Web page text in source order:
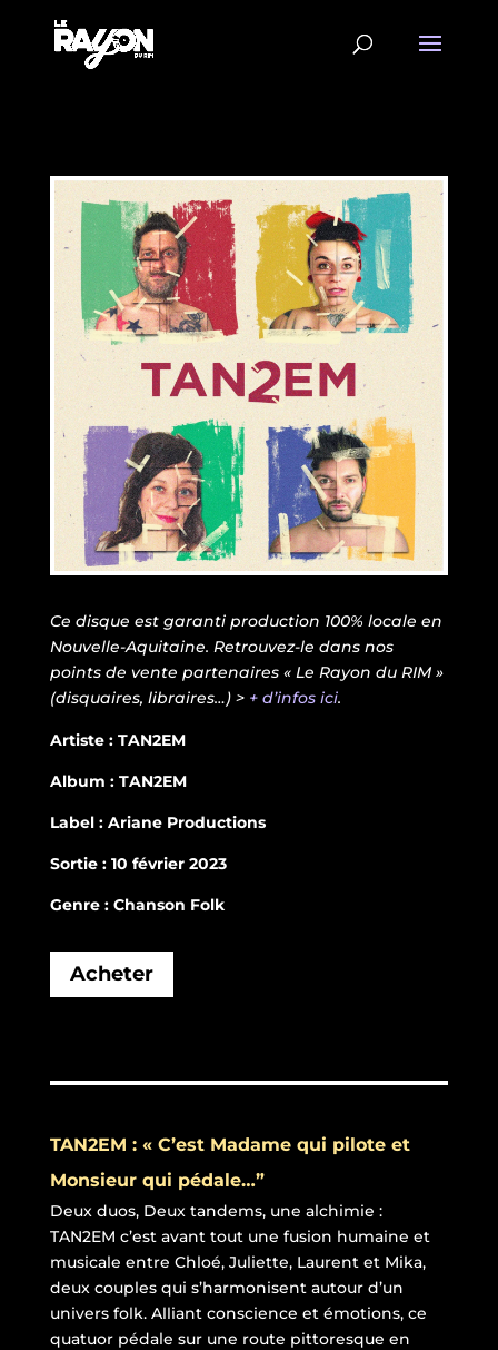
Ce disque est garanti production 100% locale en
Nouvelle-Aquitaine. Retrouvez-le dans nos
points de vente partenaires « Le Rayon du RIM »
(disquaires, libraires…) > + d’infos ici.
Artiste : TAN2EM
Album : TAN2EM
Label : Ariane Productions
Sortie : 10 février 2023
Genre : Chanson Folk
Acheter
TAN2EM : « C’est Madame qui pilote et
Monsieur qui pédale…”
Deux duos, Deux tandems, une alchimie :
TAN2EM c’est avant tout une fusion humaine et
musicale entre Chloé, Juliette, Laurent et Mika,
deux couples qui s’harmonisent autour d’un
univers folk. Alliant conscience et émotions, ce
quatuor pédale sur une route pittoresque en